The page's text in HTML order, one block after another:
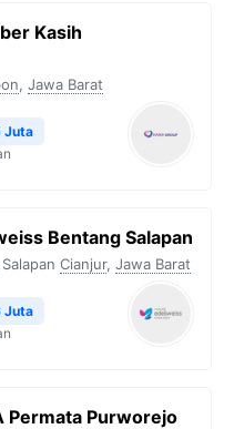
Kasih
, Jawa Barat
Juta
Bentang Salapan
Cianjur, Jawa Barat
Juta
Permata Purworejo